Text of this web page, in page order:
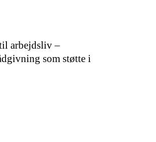
arbejdsliv –
som støtte i